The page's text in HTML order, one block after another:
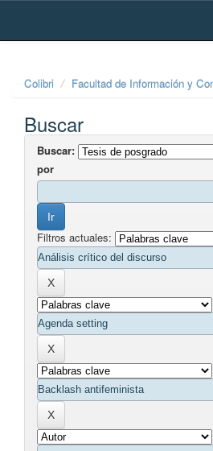
Skip
Colibri Facultad de Información y
Buscar
Buscar:
por
Filtros actuales: